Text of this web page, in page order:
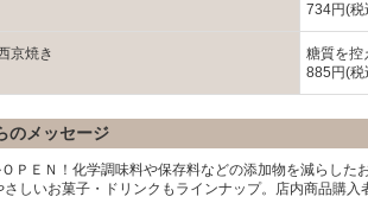
734円(税
京焼き
糖質を控
885円(税
のメッセージ
ＰＥＮ！化学調味料や保存料などの添加物を減らし
しいお菓子・ドリンクもラインナップ。店内商品購